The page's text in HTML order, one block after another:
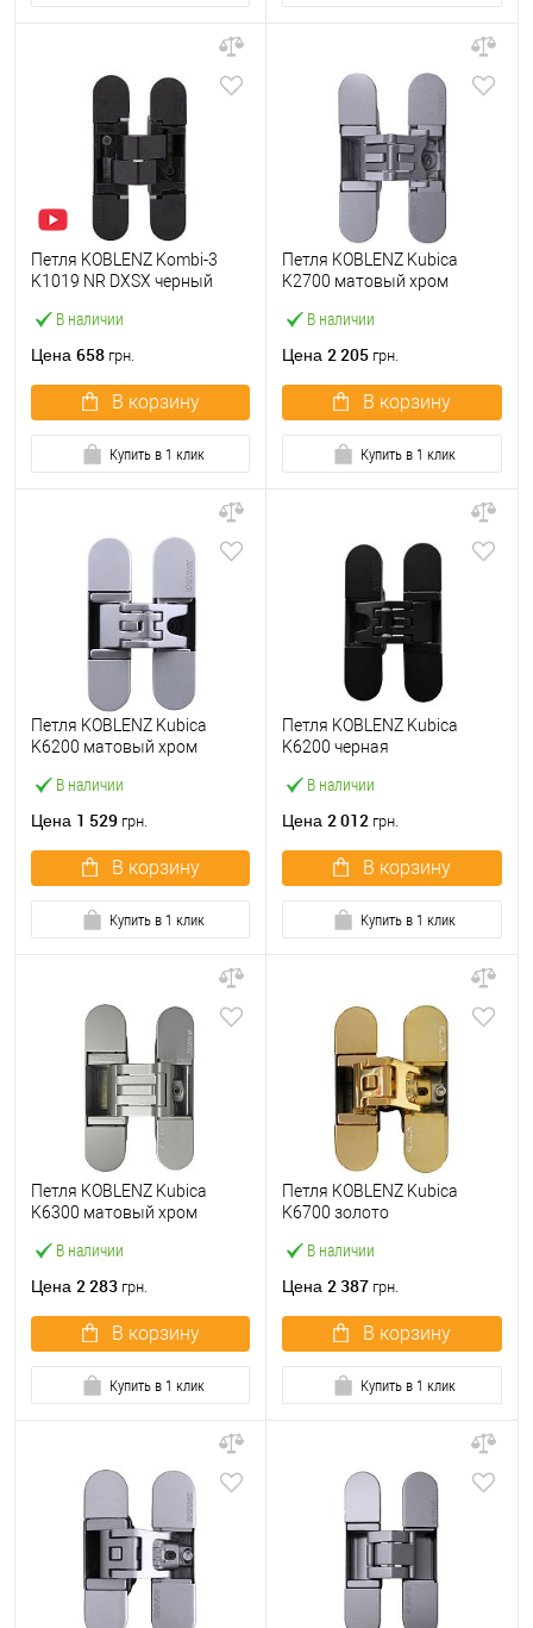
В наличии
Петля KOBLENZ Kombi-3
K1019 NR DXSX черный
Цена 658 грн.
В корзину
Купить в 1 клик
В наличии
Петля KOBLENZ Kubica
K2700 матовый хром
Цена 2 205 грн.
В корзину
Купить в 1 клик
В наличии
Петля KOBLENZ Kubica
K6200 матовый хром
Цена 1 529 грн.
В корзину
Купить в 1 клик
В наличии
Петля KOBLENZ Kubica
K6200 черная
Цена 2 012 грн.
В корзину
Купить в 1 клик
В наличии
Петля KOBLENZ Kubica
K6300 матовый хром
Цена 2 283 грн.
В корзину
Купить в 1 клик
В наличии
Петля KOBLENZ Kubica
K6700 золото
Цена 2 387 грн.
В корзину
Купить в 1 клик